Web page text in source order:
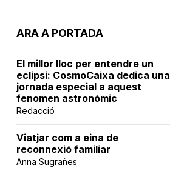
ARA A PORTADA
El millor lloc per entendre un
eclipsi: CosmoCaixa dedica una
jornada especial a aquest
fenomen astronòmic
Redacció
Viatjar com a eina de
reconnexió familiar
Anna Sugrañes